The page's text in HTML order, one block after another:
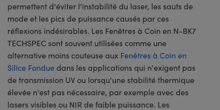
permettent d'éviter l'instabilité du laser, les sauts de
mode et les pics de puissance causés par ces
réflexions indésirables. Les Fenêtres à Coin en N-BK7
TECHSPEC sont souvent utilisées comme une
alternative moins couteuse aux Fenêtres à Coin en
Silice Fondue dans les applications qui n'exigent pas
de transmission UV ou lorsqu'une stabilité thermique
élevée n'est pas nécessaire, par exemple avec des
lasers visibles ou NIR de faible puissance. Les